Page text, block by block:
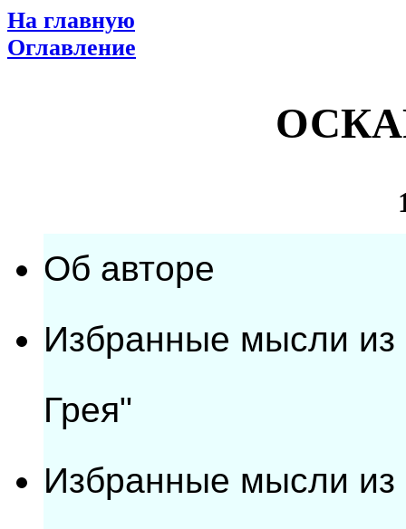
На главную
Оглавление
Об авторе
Избранные мысли
Грея"
Избранные мысли из